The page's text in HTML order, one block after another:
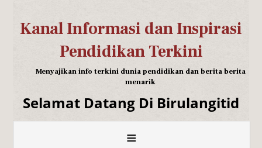
Kanal Informasi dan Inspirasi
Pendidikan Terkini
Menyajikan info terkini dunia pendidikan dan berita berita
menarik
Selamat Datang Di Birulangitid
≡